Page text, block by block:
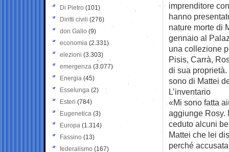
imprenditore
hanno
nature morte di
gennaio al
una collezione
Pisis, Carrà,
di sua
sono di Mattei
L’inventario
«Mi sono fatta
aggiunge Rosy.
ceduto alcuni
Mattei che lei
perché
Di Pietro (101)
Diritti civili (276)
don Gallo (9)
economia (2.331)
elezioni (3.303)
emergenza (3.077)
Energia (45)
Esselunga (2)
Esteri (784)
Eugenetica (3)
Europa (1.314)
Fassino (13)
federalismo (167)